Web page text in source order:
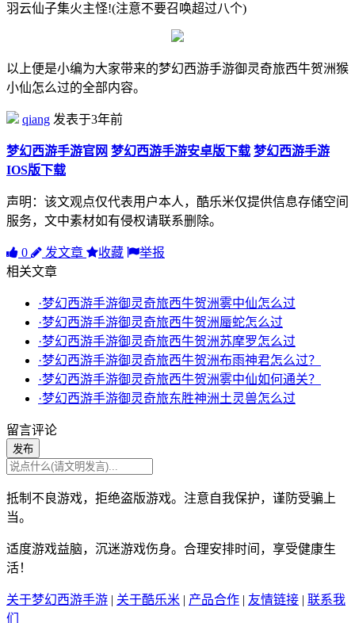
羽云仙子集火主怪!(注意不要召唤超过八个)
以上便是小编为大家带来的梦幻西游手游御灵奇旅西牛贺洲猴
小仙怎么过的全部内容。
qiang 发表于3年前
梦幻西游手游官网 梦幻西游手游安卓版下载 梦幻西游手游
IOS版下载
声明：该文观点仅代表用户本人，酷乐米仅提供信息存储空间
服务，文中素材如有侵权请联系删除。
0 发文章 收藏
举报
相关文章
·梦幻西游手游御灵奇旅西牛贺洲雾中仙怎么过
·梦幻西游手游御灵奇旅西牛贺洲蜃蛇怎么过
·梦幻西游手游御灵奇旅西牛贺洲苏摩罗怎么过
·梦幻西游手游御灵奇旅西牛贺洲布雨神君怎么过？
·梦幻西游手游御灵奇旅西牛贺洲雾中仙如何通关？
·梦幻西游手游御灵奇旅东胜神洲土灵兽怎么过
留言评论
发布
抵制不良游戏，拒绝盗版游戏。注意自我保护，谨防受骗上
当。
适度游戏益脑，沉迷游戏伤身。合理安排时间，享受健康生
活！
关于梦幻西游手游 | 关于酷乐米 | 产品合作 | 友情链接 | 联系我
们